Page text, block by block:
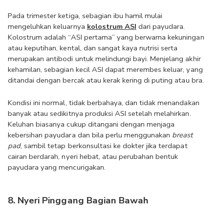
Pada trimester ketiga, sebagian ibu hamil mulai
mengeluhkan keluarnya kolostrum ASI dari payudara.
Kolostrum adalah “ASI pertama” yang berwarna kekuningan
atau keputihan, kental, dan sangat kaya nutrisi serta
merupakan antibodi untuk melindungi bayi. Menjelang akhir
kehamilan, sebagian kecil ASI dapat merembes keluar, yang
ditandai dengan bercak atau kerak kering di puting atau bra.
Kondisi ini normal, tidak berbahaya, dan tidak menandakan
banyak atau sedikitnya produksi ASI setelah melahirkan.
Keluhan biasanya cukup ditangani dengan menjaga
kebersihan payudara dan bila perlu menggunakan breast
pad, sambil tetap berkonsultasi ke dokter jika terdapat
cairan berdarah, nyeri hebat, atau perubahan bentuk
payudara yang mencurigakan.
8. Nyeri Pinggang Bagian Bawah